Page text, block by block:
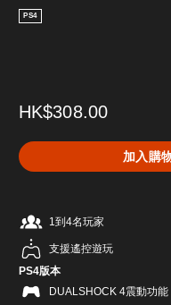
PS4
HK$308.00
加入購
1到4名玩家
支援遙控遊玩
PS4版本
DUALSHOCK 4震動功能